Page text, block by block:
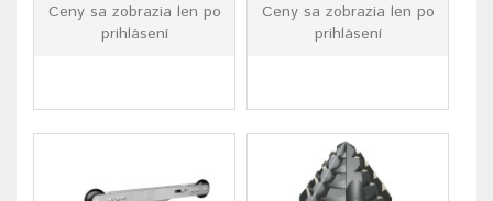
Ceny sa zobrazia len po
prihlásení
Ceny sa zobrazia len po
prihlásení